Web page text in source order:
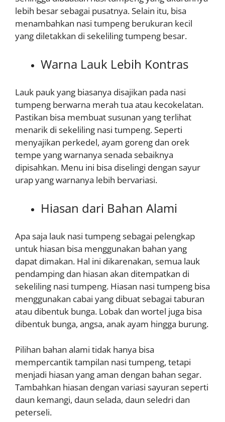
lebih besar sebagai pusatnya. Selain itu, bisa
menambahkan nasi tumpeng berukuran kecil
yang diletakkan di sekeliling tumpeng besar.
Warna Lauk Lebih Kontras
Lauk pauk yang biasanya disajikan pada nasi
tumpeng berwarna merah tua atau kecokelatan.
Pastikan bisa membuat susunan yang terlihat
menarik di sekeliling nasi tumpeng. Seperti
menyajikan perkedel, ayam goreng dan orek
tempe yang warnanya senada sebaiknya
dipisahkan. Menu ini bisa diselingi dengan sayur
urap yang warnanya lebih bervariasi.
Hiasan dari Bahan Alami
Apa saja lauk nasi tumpeng sebagai pelengkap
untuk hiasan bisa menggunakan bahan yang
dapat dimakan. Hal ini dikarenakan, semua lauk
pendamping dan hiasan akan ditempatkan di
sekeliling nasi tumpeng. Hiasan nasi tumpeng bisa
menggunakan cabai yang dibuat sebagai taburan
atau dibentuk bunga. Lobak dan wortel juga bisa
dibentuk bunga, angsa, anak ayam hingga burung.
Pilihan bahan alami tidak hanya bisa
mempercantik tampilan nasi tumpeng, tetapi
menjadi hiasan yang aman dengan bahan segar.
Tambahkan hiasan dengan variasi sayuran seperti
daun kemangi, daun selada, daun seledri dan
peterseli.